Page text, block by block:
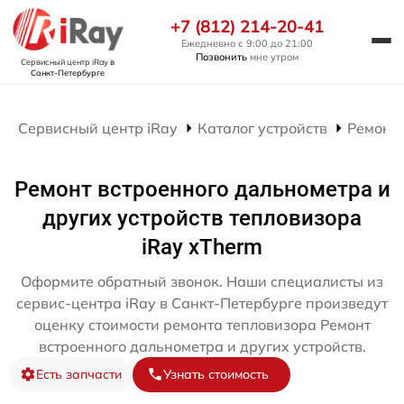
Сервисный центр iRayв
Санкт-Петербурге
+7 (812) 214-20-41
Ежедневно с 9:00 до 21:00
Позвонить мне утром
Сервисный центр iRay Каталог устройств Ремонт
Ремонт встроенного дальнометра и
других устройств тепловизора
iRay xTherm
Оформите обратный звонок. Наши специалисты из
сервис-центра iRay в Санкт-Петербурге произведут
оценку стоимости ремонта тепловизора Ремонт
встроенного дальнометра и других устройств.
Есть запчасти Узнать стоимость